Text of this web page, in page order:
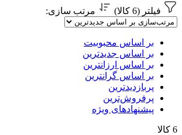
فیلتر (6 کالا)
مرتب سازی:
بر اساس محبوبیت
بر اساس جدیدترین
بر اساس ارزانترین
بر اساس گرانترین
پربازدیدترین
پرفروش‌ترین
پیشنهادهای ویژه
6 کالا